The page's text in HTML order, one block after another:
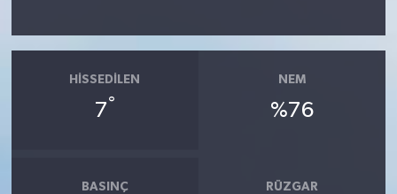
HISSEDILEN
7°
NEM
%76
BASINÇ RÜZGAR